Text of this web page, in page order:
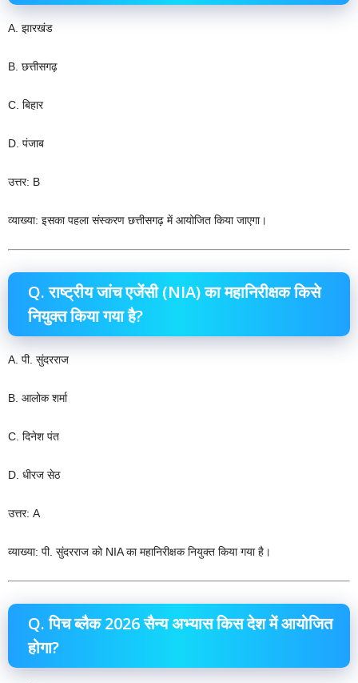
A. झारखंड
B. छत्तीसगढ़
C. बिहार
D. पंजाब
उत्तर: B
व्याख्या: इसका पहला संस्करण छत्तीसगढ़ में आयोजित किया जाएगा।
Q. राष्ट्रीय जांच एजेंसी (NIA) का महानिरीक्षक किसे
नियुक्त किया गया है?
A. पी. सुंदरराज
B. आलोक शर्मा
C. दिनेश पंत
D. धीरज सेठ
उत्तर: A
व्याख्या: पी. सुंदरराज को NIA का महानिरीक्षक नियुक्त किया गया है।
Q. पिच ब्लैक 2026 सैन्य अभ्यास किस देश में आयोजित
होगा?